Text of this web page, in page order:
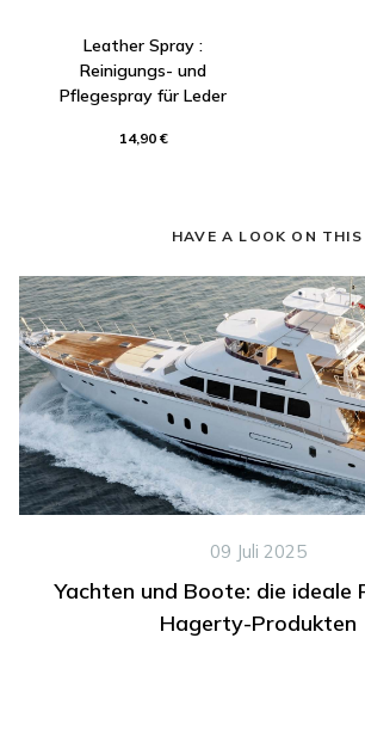
Leather Spray :
Reinigungs- und
Pflegespray für Leder
14,90 €
HAVE A LOOK ON THIS
09 Juli 2025
Yachten und Boote: die ideale
Hagerty-Produkten